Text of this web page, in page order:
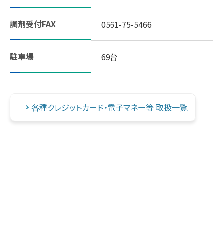
セルフメディケーション
調剤受付FAX 0561-75-5466
駐車場 69台
各種クレジットカード・電子マネー等 取扱一覧